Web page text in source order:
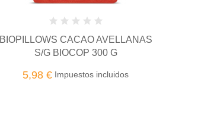
BIOPILLOWS CACAO AVELLANAS
S/G BIOCOP 300 G
5,98 € Impuestos incluidos